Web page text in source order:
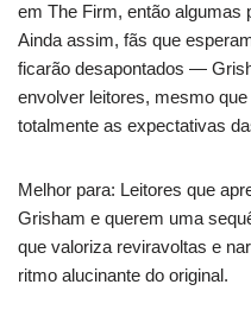
em The Firm, então algumas
Ainda assim, fãs que
ficarão desapontados —
envolver leitores, mesmo
totalmente as expectativas
Melhor para: Leitores que
Grisham e querem uma
que valoriza reviravoltas e
ritmo alucinante do original.